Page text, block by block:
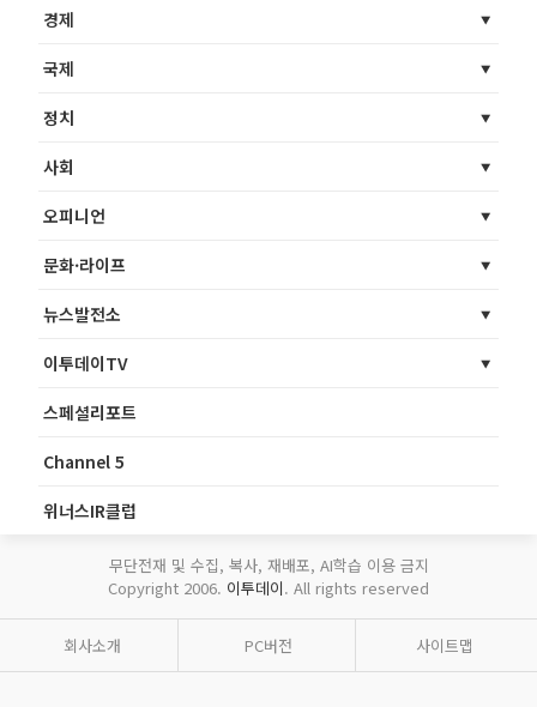
경제
국제
정치
사회
오피니언
문화·라이프
뉴스발전소
이투데이TV
스페셜리포트
Channel 5
위너스IR클럽
무단전재 및 수집, 복사, 재배포, AI학습 이용 금지
Copyright 2006. 이투데이. All rights reserved
회사소개 PC버전 사이트맵